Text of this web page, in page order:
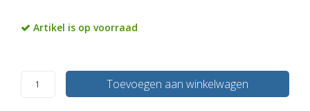
Artikel is op voorraad
Toevoegen aan winkelwagen